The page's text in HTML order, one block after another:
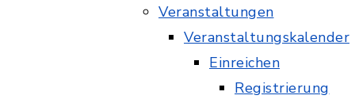
Veranstaltungen
Veranstaltungskalender
Einreichen
Registrierung